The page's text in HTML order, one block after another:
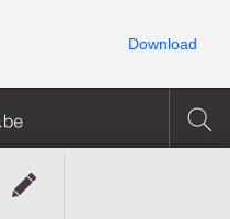
Download